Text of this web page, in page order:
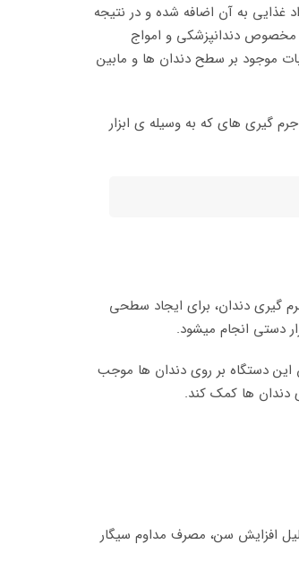
به آن اضافه شده و در نتیجه
مخصوص دندانپزشکی و امواج
موجود بر سطح دندان ها و مابین
گیری های که به وسیله ی ابزار
گیری دندان، برای ایجاد سطحی
دستی انجام میشود.
این دستگاه بر روی دندان ها موجب
دندان ها کمک کند.
افزایش سن، مصرف مداوم سیگار